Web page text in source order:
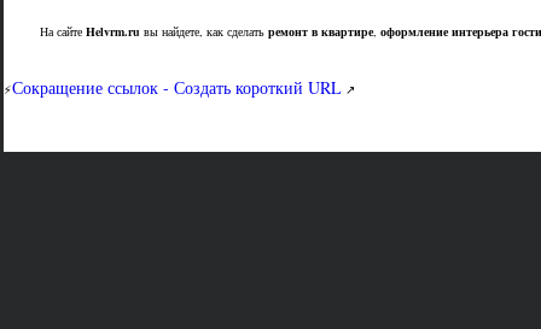
На сайте Helvrm.ru вы найдете, как сделать ремонт в квартире, оформление интерьера
⚡Сокращение ссылок - Создать короткий URL↗